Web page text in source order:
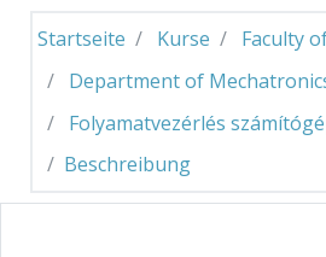
Startseite Kurse
Faculty
Department of
Folyamatvezérlés
Beschreibung